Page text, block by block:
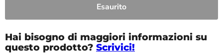
Esaurito
Hai bisogno di maggiori informazioni su
questo prodotto? Scrivici!